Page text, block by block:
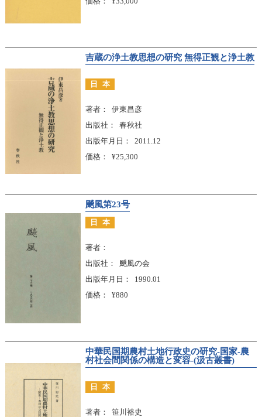
吉蔵の浄土教思想の研究 無得正観と浄土教
日本
著者
伊東昌彦
出版社
春秋社
出版年月日
2011.12
価格
¥25,300
飇風第23号
日本
著者
出版社
飇風の会
出版年月日
1990.01
価格
¥880
中華民国期農村土地行政史の研究-国家-農
村社会間関係の構造と変容-(汲古叢書)
日本
著者
笹川裕史